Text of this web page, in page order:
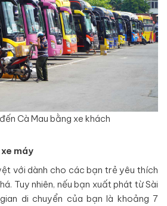
Cà Mau bằng xe khách
máy
với dành cho các bạn trẻ yêu thích
Tuy nhiên, nếu bạn xuất phát từ Sài
di chuyển của bạn là khoảng 7